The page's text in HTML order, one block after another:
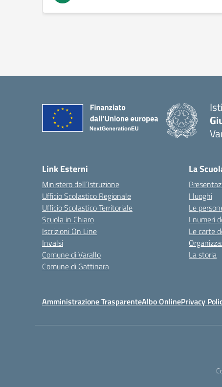
Link Esterni
Ministero dell’Istruzione
Ufficio Scolastico Regionale
Ufficio Scolastico Territoriale
Scuola in Chiaro
Iscrizioni On Line
Invalsi
Comune di Varallo
Comune di Gattinara
La
I luoghi
Le
I numeri
Le carte
La storia
Amministrazione TrasparenteAlbo OnlinePrivacy